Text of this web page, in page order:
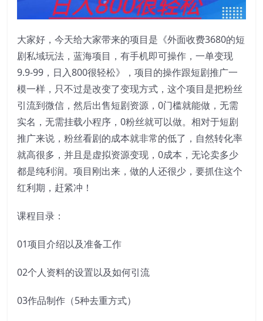
大家好，今天给大家带来的项目是《外面收费3680的短
剧私域玩法，蓝海项目，有手机即可操作，一单变现
9.9-99，日入800很轻松》，项目的操作跟短剧推广一
模一样，只不过是改变了变现方式，这个项目是把粉丝
引流到微信，然后出售短剧资源，0门槛就能做，无需
实名，无需挂载小程序，0粉丝就可以做。相对于短剧
推广来说，粉丝看剧的成本就非常的低了，自然转化率
就高很多，并且是虚拟资源变现，0成本，无论卖多少
都是纯利润。项目刚出来，做的人还很少，要抓住这个
红利期，赶紧冲！
课程目录：
01项目介绍以及准备工作
02个人资料的设置以及如何引流
03作品制作（5种去重方式）